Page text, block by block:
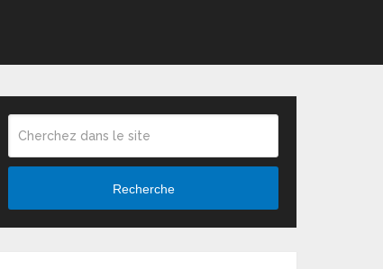
Recherche